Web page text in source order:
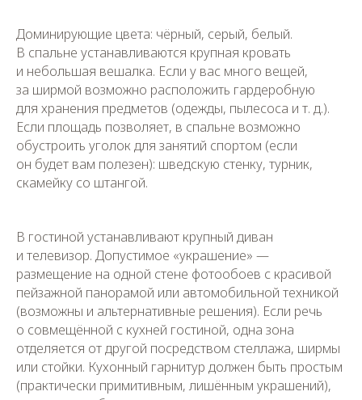
Доминирующие цвета: чёрный, серый, белый.
В спальне устанавливаются крупная кровать
и небольшая вешалка. Если у вас много вещей,
за ширмой возможно расположить гардеробную
для хранения предметов (одежды, пылесоса и т. д.).
Если площадь позволяет, в спальне возможно
обустроить уголок для занятий спортом (если
он будет вам полезен): шведскую стенку, турник,
скамейку со штангой.
В гостиной устанавливают крупный диван
и телевизор. Допустимое «украшение» —
размещение на одной стене фотообоев с красивой
пейзажной панорамой или автомобильной техникой
(возможны и альтернативные решения). Если речь
о совмещённой с кухней гостиной, одна зона
отделяется от другой посредством стеллажа, ширмы
или стойки. Кухонный гарнитур должен быть простым
(практически примитивным, лишённым украшений),